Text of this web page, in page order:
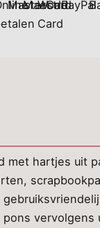
met hartjes uit
vervolgens